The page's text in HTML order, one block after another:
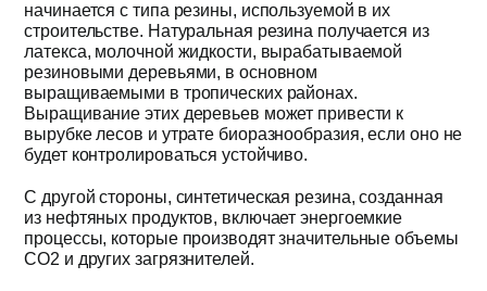
начинается с типа резины, используемой в их
строительстве. Натуральная резина получается из
латекса, молочной жидкости, вырабатываемой
резиновыми деревьями, в основном
выращиваемыми в тропических районах.
Выращивание этих деревьев может привести к
вырубке лесов и утрате биоразнообразия, если оно не
будет контролироваться устойчиво.
С другой стороны, синтетическая резина, созданная
из нефтяных продуктов, включает энергоемкие
процессы, которые производят значительные объемы
CO2 и других загрязнителей.